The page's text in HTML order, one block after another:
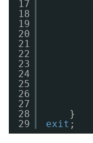
17
18
19
20
21
22
23
24
25
26
27
28
29
}
exit ;